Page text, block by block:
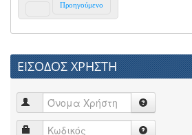
Προηγούμενο
ΕΙΣΟΔΟΣ ΧΡΗΣΤΗ